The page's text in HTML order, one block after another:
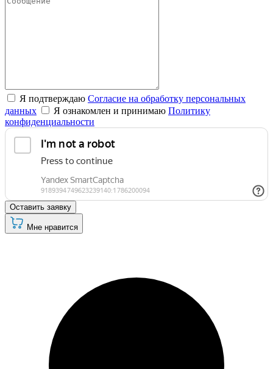
Я подтверждаю Согласие на обработку персональных
данных
Я ознакомлен и принимаю Политику
конфиденциальности
Оставить заявку
Мне нравится